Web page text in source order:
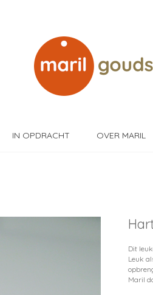
IN OPDRACHT OVER MARIL
Dit
Leuk
Maril